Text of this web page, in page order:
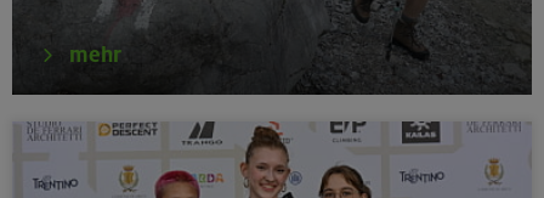
Karwendel-Runde
17.08.26
mehr